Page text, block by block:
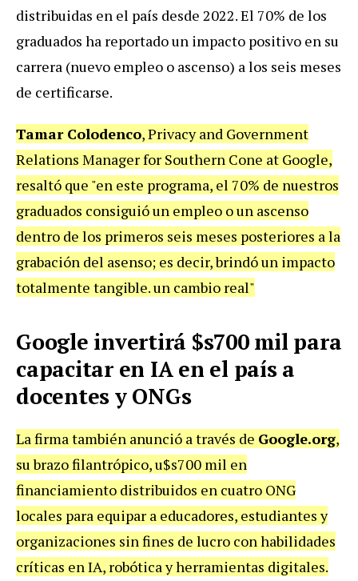
distribuidas en el país desde 2022. El 70% de los
graduados ha reportado un impacto positivo en su
carrera (nuevo empleo o ascenso) a los seis meses
de certificarse.
Tamar Colodenco, Privacy and Government
Relations Manager for Southern Cone at Google,
resaltó que "en este programa, el 70% de nuestros
graduados consiguió un empleo o un ascenso
dentro de los primeros seis meses posteriores a la
grabación del asenso; es decir, brindó un impacto
totalmente tangible. un cambio real"
Google invertirá $s700 mil para
capacitar en IA en el país a
docentes y ONGs
La firma también anunció a través de Google.org,
su brazo filantrópico, u$s700 mil en
financiamiento distribuidos en cuatro ONG
locales para equipar a educadores, estudiantes y
organizaciones sin fines de lucro con habilidades
críticas en IA, robótica y herramientas digitales.